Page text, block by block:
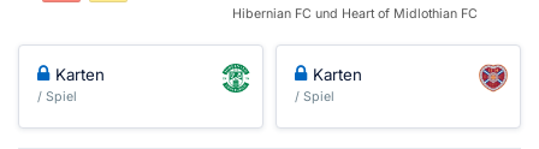
Hibernian FC und Heart of Midlothian FC
Karten
/ Spiel
Karten
/ Spiel